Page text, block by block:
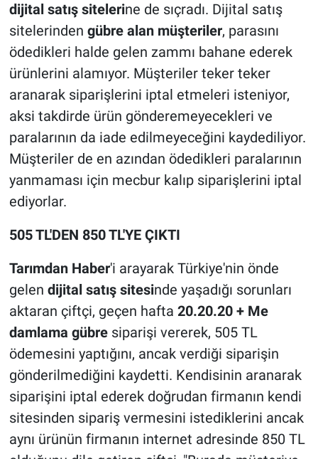
dijital satış sitelerine de sıçradı. Dijital satış
sitelerinden gübre alan müşteriler, parasını
ödedikleri halde gelen zammı bahane ederek
ürünlerini alamıyor. Müşteriler teker teker
aranarak siparişlerini iptal etmeleri isteniyor,
aksi takdirde ürün gönderemeyecekleri ve
paralarının da iade edilmeyeceğini kaydediliyor.
Müşteriler de en azından ödedikleri paralarının
yanmaması için mecbur kalıp siparişlerini iptal
ediyorlar.
505 TL'DEN 850 TL'YE ÇIKTI
Tarımdan Haber'i arayarak Türkiye'nin önde
gelen dijital satış sitesinde yaşadığı sorunları
aktaran çiftçi, geçen hafta 20.20.20 + Me
damlama gübresiparişi vererek, 505 TL
ödemesini yaptığını, ancak verdiği siparişin
gönderilmediğini kaydetti. Kendisinin aranarak
siparişini iptal ederek doğrudan firmanın kendi
sitesinden sipariş vermesini istediklerini ancak
aynı ürünün firmanın internet adresinde 850 TL